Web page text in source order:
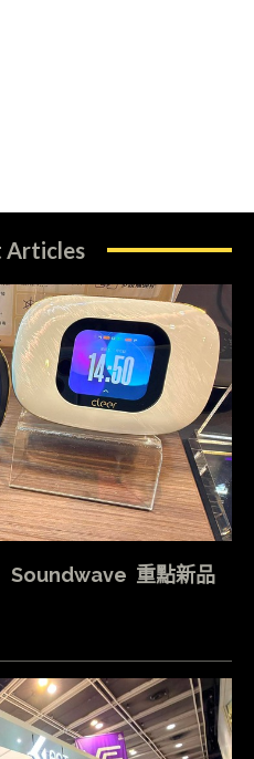
Articles
Soundwave 重點新品